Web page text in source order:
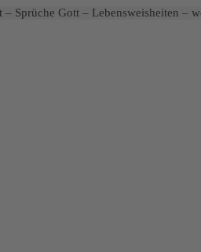
Sprüche Gott – Lebensweisheiten –